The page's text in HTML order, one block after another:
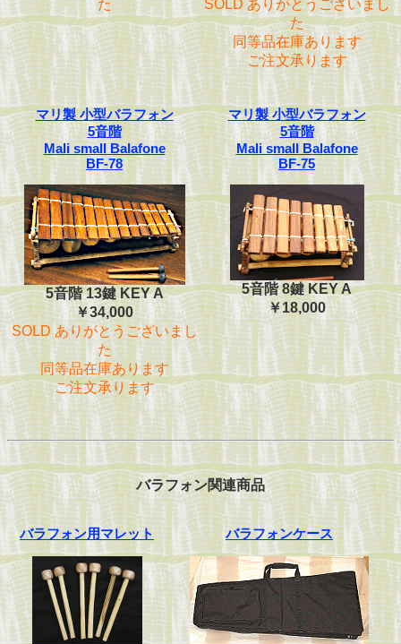
た
SOLD ありがとうございまし
た
同等品在庫あります
ご注文承ります
マリ製 小型バラフォン
5音階
Mali small Balafone
BF-78
5音階 13鍵 KEY A
￥34,000
SOLD ありがとうございまし
た
同等品在庫あります
ご注文承ります
マリ製 小型バラフォン
5音階
Mali small Balafone
BF-75
5音階 8鍵 KEY A
￥18,000
バラフォン関連商品
バラフォン用マレット バラフォンケース